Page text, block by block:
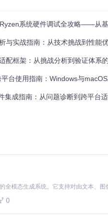
系统硬件调试全攻略——从基础应
与实战指南：从技术挑战到性能
配框架：从挑战分析到验证体系
台使用指南：Windows与macOS双
集成指南：从问题诊断到跨平台
0